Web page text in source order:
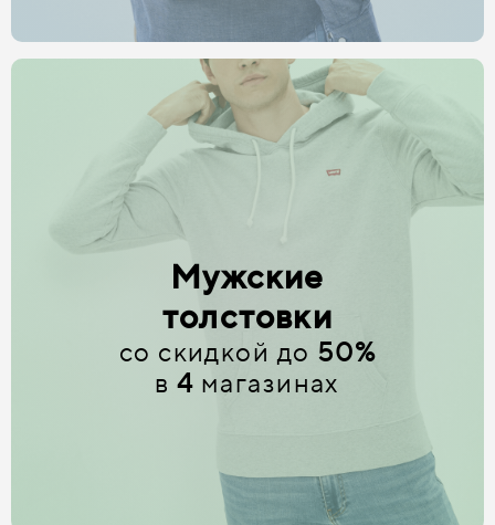
Мужские
толстовки
со скидкой до 50%
в4 магазинах